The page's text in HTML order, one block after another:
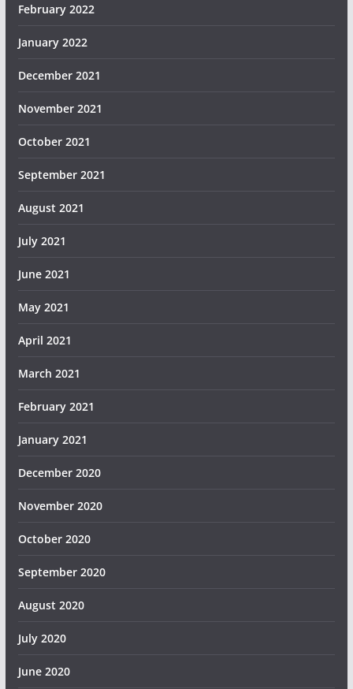
February 2022
January 2022
December 2021
November 2021
October 2021
September 2021
August 2021
July 2021
June 2021
May 2021
April 2021
March 2021
February 2021
January 2021
December 2020
November 2020
October 2020
September 2020
August 2020
July 2020
June 2020